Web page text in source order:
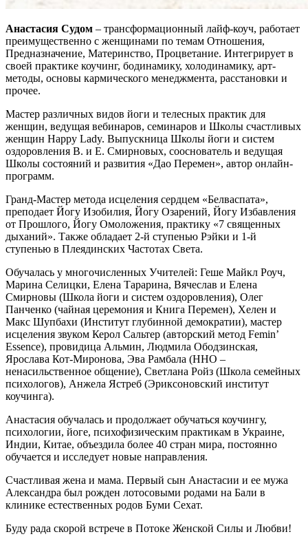
Анастасия Судом – трансформационный лайф-коуч, работает
преимущественно с женщинами по темам Отношения,
Предназначение, Материнство, Процветание. Интегрирует в
своей практике коучинг, бодинамику, холодинамику, арт-
методы, основы кармического менеджмента, расстановки и
прочее.
Мастер различных видов йоги и телесных практик для
женщин, ведущая вебинаров, семинаров и Школы счастливых
женщин Happy Lady. Выпускница Школы йоги и систем
оздоровления В. и Е. Смирновых, сооснователь и ведущая
Школы состояний и развития «Дао Перемен», автор онлайн-
программ.
Гранд-Мастер метода исцеления сердцем «Белваспата»,
преподает Йогу Изобилия, Йогу Озарений, Йогу Избавления
от Прошлого, Йогу Омоложения, практику «7 священных
дыханий». Также обладает 2-й ступенью Рэйки и 1-й
ступенью в Плеядинских Частотах Света.
Обучалась у многочисленных Учителей: Геше Майкл Роуч,
Марина Селицки, Елена Тарарина, Вячеслав и Елена
Смирновы (Школа йоги и систем оздоровления), Олег
Панченко (чайная церемония и Книга Перемен), Хелен и
Макс Шупбахи (Институт глубинной демократии), мастер
исцеления звуком Керол Сальтер (авторский метод Femin’
Essence), провидица Альмин, Людмила Ободзинская,
Ярослава Кот-Миронова, Эва Рамбала (ННО –
ненасильственное общение), Светлана Ройз (Школа семейных
психологов), Анжела Ястреб (Эриксоновский институт
коучинга).
Анастасия обучалась и продолжает обучаться коучингу,
психологии, йоге, психофизическим практикам в Украине,
Индии, Китае, объездила более 40 стран мира, постоянно
обучается и исследует новые направления.
Счастливая жена и мама. Первый сын Анастасии и ее мужа
Александра был рожден лотосовыми родами на Бали в
клинике естественных родов Буми Сехат.
Буду рада скорой встрече в Потоке Женской Силы и Любви!